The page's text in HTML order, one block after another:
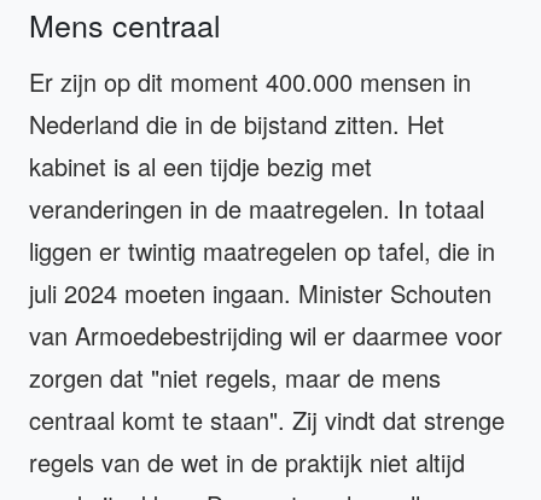
Mens centraal
Er zijn op dit moment 400.000 mensen in
Nederland die in de bijstand zitten. Het
kabinet is al een tijdje bezig met
veranderingen in de maatregelen. In totaal
liggen er twintig maatregelen op tafel, die in
juli 2024 moeten ingaan. Minister Schouten
van Armoedebestrijding wil er daarmee voor
zorgen dat "niet regels, maar de mens
centraal komt te staan". Zij vindt dat strenge
regels van de wet in de praktijk niet altijd